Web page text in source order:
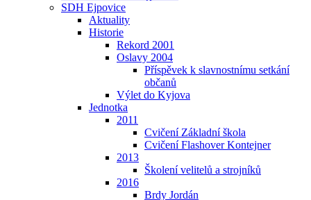
SDH Ejpovice
Aktuality
Historie
Rekord 2001
Oslavy 2004
Příspěvek k slavnostnímu setkání
občanů
Výlet do Kyjova
Jednotka
2011
Cvičení Základní škola
Cvičení Flashover Kontejner
2013
Školení velitelů a strojníků
2016
Brdy Jordán